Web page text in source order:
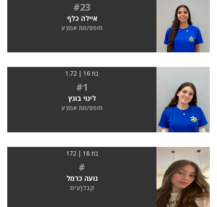
#23
איילה כלף
חוסם/מת אמצע
בת 16 | 1.72
#1
לינוי בוגץ
חוסם/מת אמצע
בת 18 | 172
#
נועה כרמל
קבלן/נית